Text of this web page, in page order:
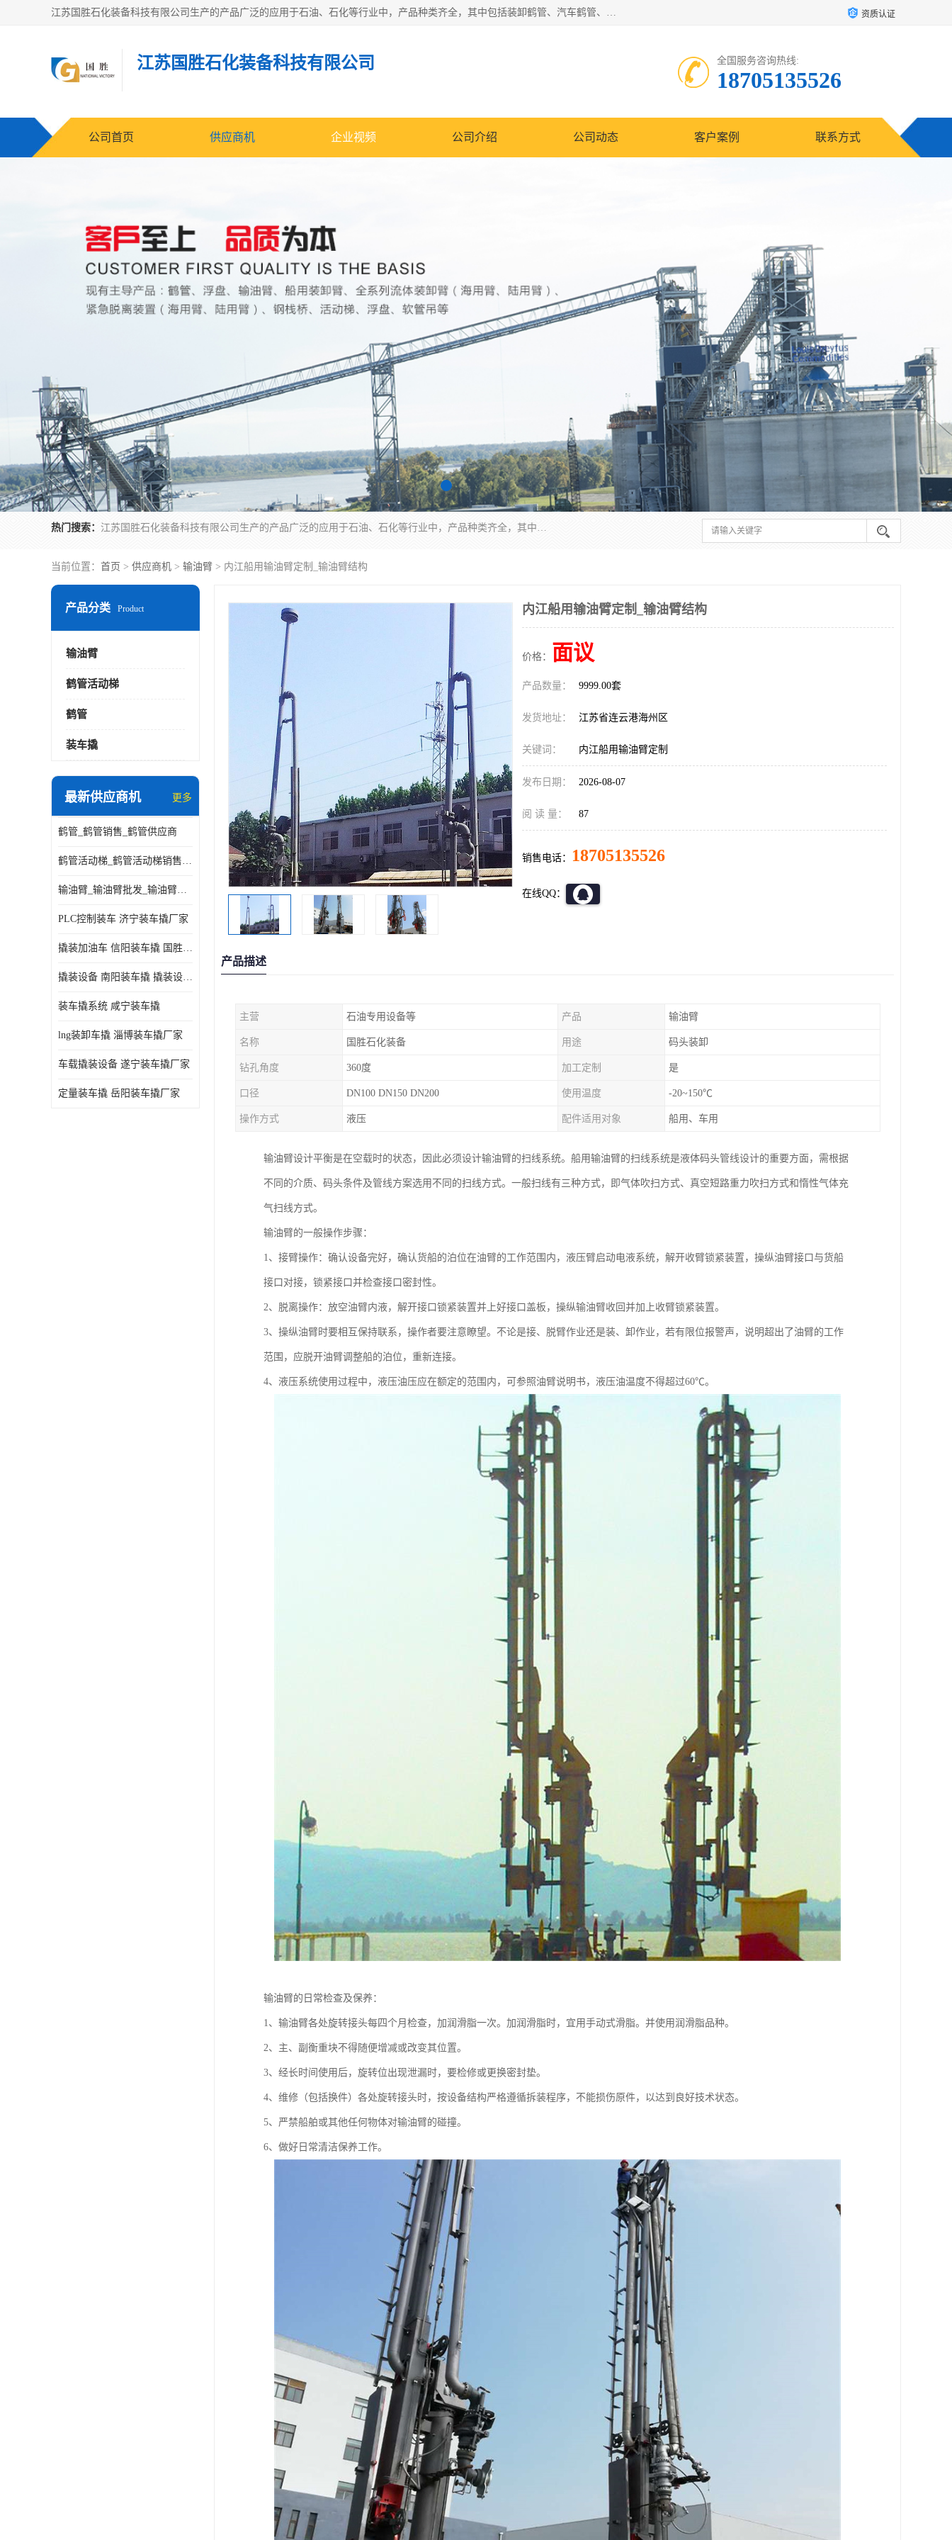
江苏国胜石化装备科技有限公司生产的产品广泛的应用于石油、石化等行业中，产品种类齐全，其中包括装卸鹤管、汽车鹤管、火车鹤管、装车鹤管、卸车鹤管、上装鹤管、下装鹤管、lng鹤管、发油鹤管、液氨鹤管、液化气鹤管等，我们生产的产品质量上乘，价格实惠，服务好，买鹤管就到国胜石化装备！ 资质认证
江苏国胜石化装备科技有限公司 全国服务咨询热线:
18705135526
公司首页 供应商机 企业视频 公司介绍 公司动态 客户案例 联系方式
热门搜索： 江苏国胜石化装备科技有限公司生产的产品广泛的应用于石油、石化等行业中，产品种类齐全，其中包括装卸鹤管、汽车鹤管、火车鹤管、装车鹤管、卸车鹤管、上装鹤管、下装鹤管、lng鹤管、发油鹤管、液氨鹤管、液化气鹤管等，我们生产的产品质量上乘，价格实惠，服务好，买鹤管就到国胜石化装备！
当前位置： 首页 > 供应商机 > 输油臂 > 内江船用输油臂定制_输油臂结构
产品分类 Product
输油臂
鹤管活动梯
鹤管
装车撬
最新供应商机 更多
鹤管_鹤管销售_鹤管供应商
鹤管活动梯_鹤管活动梯销售_鹤管活动梯供应商
输油臂_输油臂批发_输油臂厂家
PLC控制装车 济宁装车撬厂家
撬装加油车 信阳装车撬 国胜装备
撬装设备 南阳装车撬 撬装设备 定量控制
装车撬系统 咸宁装车撬
lng装卸车撬 淄博装车撬厂家
车载撬装设备 遂宁装车撬厂家
定量装车撬 岳阳装车撬厂家
内江船用输油臂定制_输油臂结构
价格： 面议
产品数量： 9999.00套
发货地址： 江苏省连云港海州区
关键词： 内江船用输油臂定制
发布日期： 2026-08-07
阅 读 量： 87
销售电话： 18705135526
在线QQ：
产品描述
主营 石油专用设备等 产品 输油臂
名称 国胜石化装备 用途 码头装卸
钻孔角度 360度 加工定制 是
口径 DN100 DN150 DN200 使用温度 -20~150℃
操作方式 液压 配件适用对象 船用、车用
输油臂设计平衡是在空载时的状态，因此必须设计输油臂的扫线系统。船用输油臂的扫线系统是液体码头管线设计的重要方面，需根据
不同的介质、码头条件及管线方案选用不同的扫线方式。一般扫线有三种方式，即气体吹扫方式、真空短路重力吹扫方式和惰性气体充
气扫线方式。
输油臂的一般操作步骤：
1、接臂操作：确认设备完好，确认货船的泊位在油臂的工作范围内，液压臂启动电液系统，解开收臂锁紧装置，操纵油臂接口与货船
接口对接，锁紧接口并检查接口密封性。
2、脱离操作：放空油臂内液，解开接口锁紧装置并上好接口盖板，操纵输油臂收回并加上收臂锁紧装置。
3、操纵油臂时要相互保持联系，操作者要注意瞭望。不论是接、脱臂作业还是装、卸作业，若有限位报警声，说明超出了油臂的工作
范围，应脱开油臂调整船的泊位，重新连接。
4、液压系统使用过程中，液压油压应在额定的范围内，可参照油臂说明书，液压油温度不得超过60℃。
输油臂的日常检查及保养：
1、输油臂各处旋转接头每四个月检查，加润滑脂一次。加润滑脂时，宜用手动式滑脂。并使用润滑脂品种。
2、主、副衡重块不得随便增减或改变其位置。
3、经长时间使用后，旋转位出现泄漏时，要检修或更换密封垫。
4、维修（包括换件）各处旋转接头时，按设备结构严格遵循拆装程序，不能损伤原件，以达到良好技术状态。
5、严禁船舶或其他任何物体对输油臂的碰撞。
6、做好日常清洁保养工作。